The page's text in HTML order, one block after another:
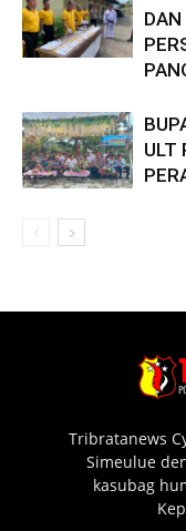
DAN
ULT
Tribratanews
Simeulue
kasubag